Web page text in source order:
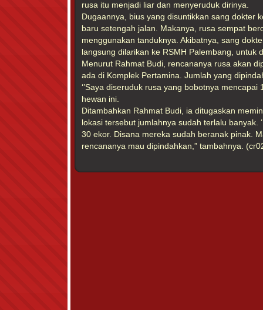
rusa itu menjadi liar dan menyeruduk dirinya.
Dugaannya, bius yang disuntikkan sang dokter
baru setengah jalan. Makanya, rusa sempat
menggunakan tanduknya. Akibatnya, sang
langsung dilarikan ke RSMH Palembang, untuk
Menurut Rahmat Budi, rencananya rusa akan
ada di Komplek Pertamina. Jumlah yang
‘’Saya diseruduk rusa yang bobotnya mencapai
hewan ini.
Ditambahkan Rahmat Budi, ia ditugaskan
lokasi tersebut jumlahnya sudah terlalu banyak.
30 ekor. Disana mereka sudah beranak pinak.
rencananya mau dipindahkan,” tambahnya.